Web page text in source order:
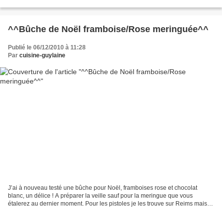
^^Bûche de Noël framboise/Rose meringuée^^
Publié le 06/12/2010 à 11:28
Par cuisine-guylaine
J’ai à nouveau testé une bûche pour Noël, framboises rose et chocolat
blanc, un délice ! A préparer la veille sauf pour la meringue que vous
étalerez au dernier moment. Pour les pistoles je les trouve sur Reims mais